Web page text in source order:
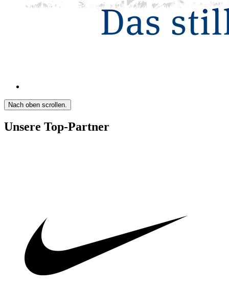
Nach oben scrollen.
Unsere Top-Partner